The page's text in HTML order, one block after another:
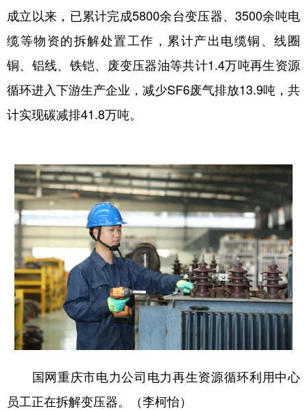
成立以来 ，已累计完成5800余台变压器、3500余吨电
缆等物资的拆解处置工作，累计产出电缆铜、线圈
铜、铝线、铁铠、废变压器油等共计1.4万吨再生资源
循环进入下游生产企业，减少SF6废气排放13.9吨，共
计实现碳减排41.8万吨。
国网重庆市电力公司电力再生资源循环利用中心
员工正在拆解变压器。（李柯怡）